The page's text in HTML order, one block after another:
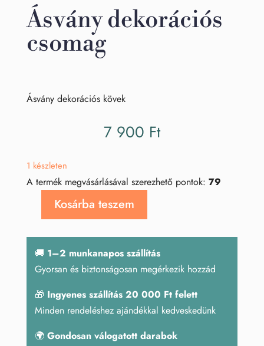
Ásvány dekorációs
csomag
Ásvány dekorációs kövek
7 900 Ft
1 készleten
A termék megvásárlásával szerezhető pontok: 79
mennyiség
Kosárba teszem
🚚 1–2 munkanapos szállítás
Gyorsan és biztonságosan megérkezik hozzád
🎁 Ingyenes szállítás 20 000 Ft felett
Minden rendeléshez ajándékkal kedveskedünk
🌍 Gondosan válogatott darabok